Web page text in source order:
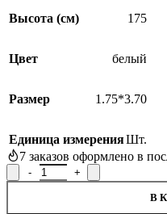
Высота (см) 175
Цвет белый
Размер 1.75*3.70
Единица измеренияШт.
7 заказов оформлено в
Количество товара
В